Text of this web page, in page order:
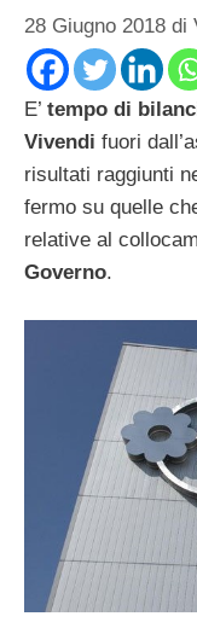
28 Giugno 2018 di
E’ tempo di
Vivendi fuori
risultati raggiunti
fermo su quelle
relative al
Governo.